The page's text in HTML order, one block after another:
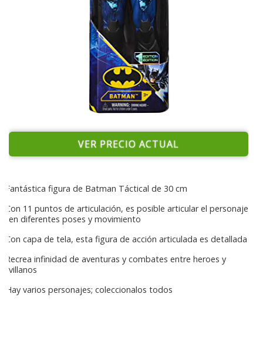
VER PRECIO ACTUAL
Fantástica figura de Batman Táctical de 30 cm
Con 11 puntos de articulación, es posible articular el personaje
en diferentes poses y movimiento
Con capa de tela, esta figura de acción articulada es detallada
Recrea infinidad de aventuras y combates entre heroes y
villanos
Hay varios personajes; coleccionalos todos